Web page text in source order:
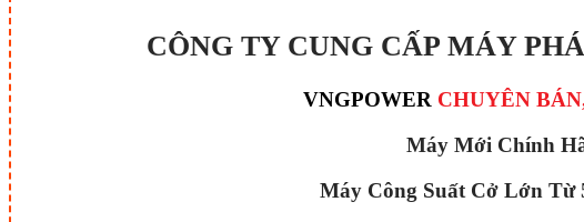
CÔNG TY CUNG CẤP MÁY
VNGPOWER CHUYÊN
Máy Mới Chính
Máy Công Suất Cở Lớn Từ